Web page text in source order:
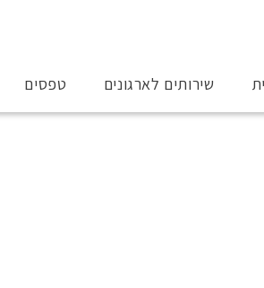
שירותים לארגונים טפסים